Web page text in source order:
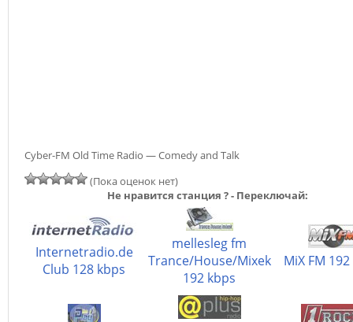
Cyber-FM Old Time Radio — Comedy and Talk
(Пока оценок нет)
Не нравится станция ? - Переключай:
Internetradio.de
Club 128 kbps
mellesleg fm
Trance/House/Mixek
192 kbps
MiX FM